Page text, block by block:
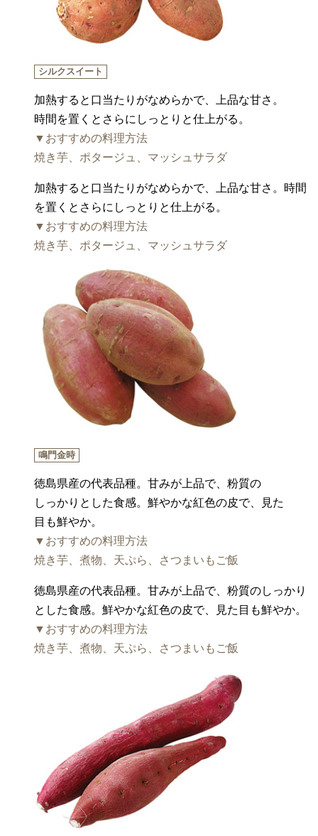
シルクスイート
加熱すると口当たりがなめらかで、上品な甘さ。
時間を置くとさらにしっとりと仕上がる。
▼おすすめの料理方法
焼き芋、ポタージュ、マッシュサラダ
加熱すると口当たりがなめらかで、上品な甘さ。時間
を置くとさらにしっとりと仕上がる。
▼おすすめの料理方法
焼き芋、ポタージュ、マッシュサラダ
鳴門金時
徳島県産の代表品種。甘みが上品で、粉質の
しっかりとした食感。鮮やかな紅色の皮で、見た
目も鮮やか。
▼おすすめの料理方法
焼き芋、煮物、天ぷら、さつまいもご飯
徳島県産の代表品種。甘みが上品で、粉質のしっかり
とした食感。鮮やかな紅色の皮で、見た目も鮮やか。
▼おすすめの料理方法
焼き芋、煮物、天ぷら、さつまいもご飯